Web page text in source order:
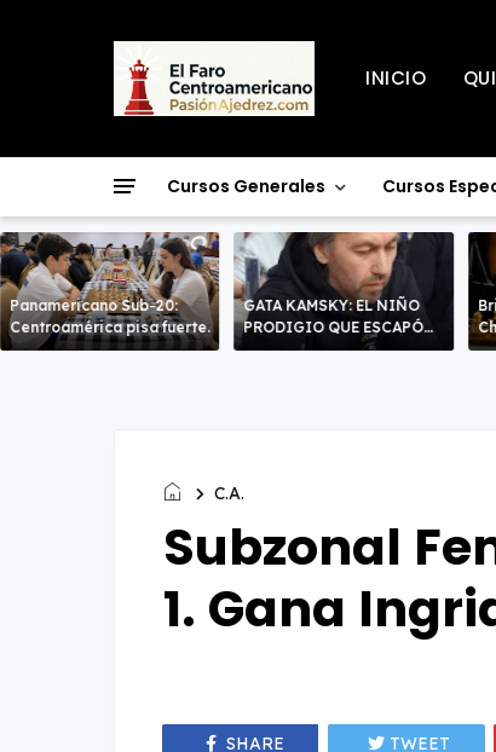
INICIO
Cursos Generales Cursos
Panamericano Sub-20:
Centroamérica pisa fuerte.
GATA KAMSKY: EL NIÑO
PRODIGIO QUE ESCAPÓ
DOS VECES!
C.A.
Subzonal
1. Gana
SHARE TWEET